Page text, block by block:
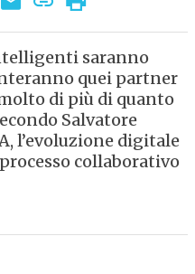
saranno
quei partner
di più di quanto
Salvatore
l’evoluzione digitale
collaborativo